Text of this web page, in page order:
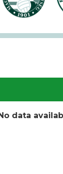
vette
No data